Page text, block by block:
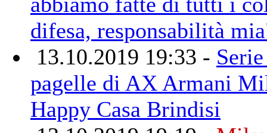
difesa, responsabilità
13.10.2019 19:33 -
pagelle di AX Armani
Happy Casa Brindisi